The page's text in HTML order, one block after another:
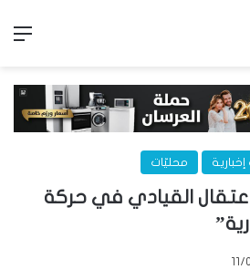
محليّات
القيادي في حركة